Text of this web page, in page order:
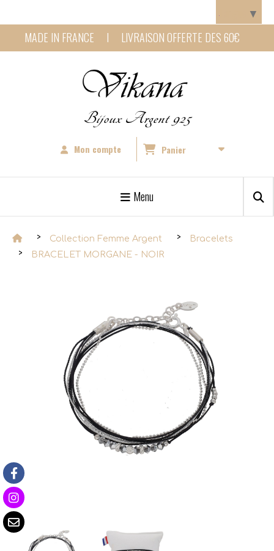
MADE IN FRANCE I LIVRAISON OFFERTE DES 60€
Bijoux Argent 925
Mon compte Panier
Menu
Collection Femme Argent
Bracelets
BRACELET MORGANE - NOIR
▼